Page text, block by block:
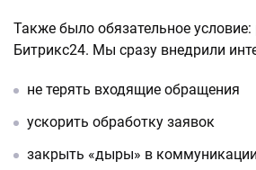
Также было обязательное условие:
Битрикс24. Мы сразу внедрили
не терять входящие обращения
ускорить обработку заявок
закрыть «дыры» в